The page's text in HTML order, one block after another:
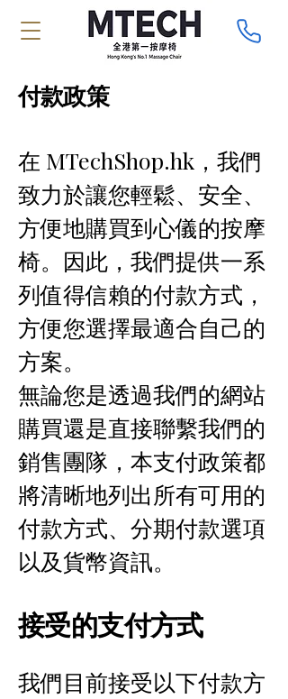
付款政策
在 MTechShop.hk，我們
致力於讓您輕鬆、安全、
方便地購買到心儀的按摩
椅。因此，我們提供一系
列值得信賴的付款方式，
方便您選擇最適合自己的
方案。
無論您是透過我們的網站
購買還是直接聯繫我們的
銷售團隊，本支付政策都
將清晰地列出所有可用的
付款方式、分期付款選項
以及貨幣資訊。
接受的支付方式
我們目前接受以下付款方